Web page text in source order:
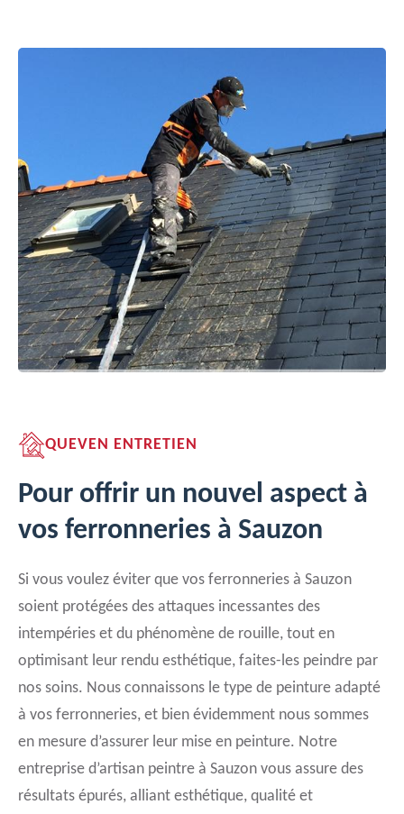
QUEVEN ENTRETIEN
Pour offrir un nouvel aspect à
vos ferronneries à Sauzon
Si vous voulez éviter que vos ferronneries à Sauzon
soient protégées des attaques incessantes des
intempéries et du phénomène de rouille, tout en
optimisant leur rendu esthétique, faites-les peindre par
nos soins. Nous connaissons le type de peinture adapté
à vos ferronneries, et bien évidemment nous sommes
en mesure d’assurer leur mise en peinture. Notre
entreprise d’artisan peintre à Sauzon vous assure des
résultats épurés, alliant esthétique, qualité et